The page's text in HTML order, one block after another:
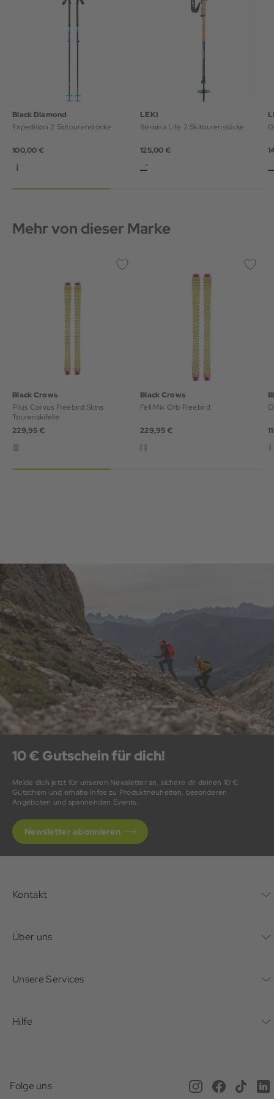
Black Diamond
Expedition 2 Skitourenstöcke
100,00 €
LEKI
Bernina Lite 2 Skitourenstöcke
125,00 €
Mehr von dieser Marke
Black Crows
Pilus Corvus Freebird Skins
Tourenskifelle
229,95 €
Black Crows
Fell Mix Orb Freebird
229,95 €
10 € Gutschein für dich!
Melde dich jetzt für unseren Newsletter an, sichere dir deinen 10 €
Gutschein und erhalte Infos zu Produktneuheiten, besonderen
Angeboten und spannenden Events.
Newsletter abonnieren
Kontakt
Über uns
Karriere
Magazin
Unsere Services
Hilfe
Anfahrt & Öffnungszeiten
Folge uns